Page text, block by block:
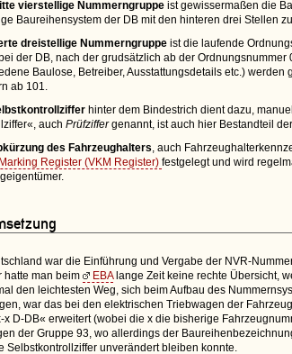
vierstellige Nummerngruppe ist gewissermaßen die
Baureihensystem der DB mit den hinteren drei Stellen
dreistellige Nummerngruppe ist die laufende
der DB, nach der grudsätzlich ab der
Baulose, Betreiber, Ausstattungsdetails etc.)
ab 101.
hinter dem Bindestrich dient dazu,
auch Prüfziffergenannt, ist auch hier Bestandteil
des Fahrzeughalters , auch
Register (VKM Register) festgelegt und wird
war die Einführung und Vergabe der NVR-
hatte man beim
EBAlange Zeit keine rechte Übersicht,
den leichtesten Weg, sich beim Aufbau des
war das bei den elektrischen Triebwagen der
x D-DB« erweitert (wobei die x die bisherige
der Gruppe 93, wo allerdings der
Selbstkontrollziffer unverändert bleiben konnte.